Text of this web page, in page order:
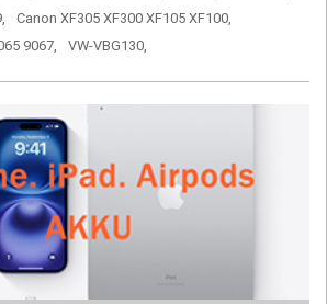
Canon XF305 XF300 XF105 XF100,
9067,
VW-VBG130,